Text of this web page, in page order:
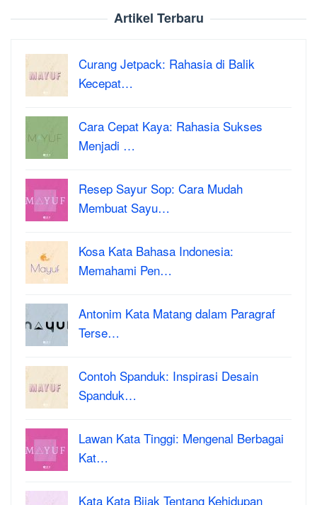
Artikel Terbaru
Curang Jetpack: Rahasia di Balik
Kecepat…
Cara Cepat Kaya: Rahasia Sukses
Menjadi …
Resep Sayur Sop: Cara Mudah
Membuat Sayu…
Kosa Kata Bahasa Indonesia:
Memahami Pen…
Antonim Kata Matang dalam Paragraf
Terse…
Contoh Spanduk: Inspirasi Desain
Spanduk…
Lawan Kata Tinggi: Mengenal Berbagai
Kat…
Kata Kata Bijak Tentang Kehidupan